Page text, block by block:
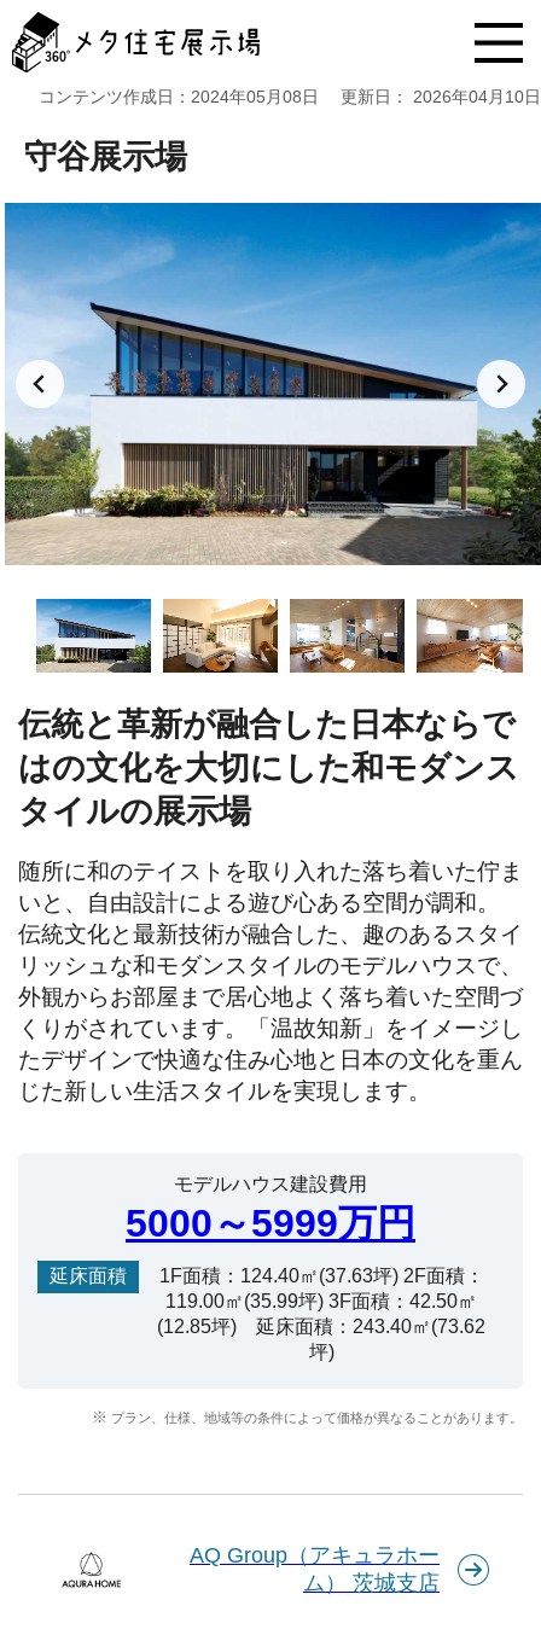
タ
住
ン
ツ
へ
ッ
コンテンツ作成日： 2024年05月08日 更新日： 2026年04月10日
守谷展示場
伝統と革新が融合した日本ならで
はの文化を大切にした和モダンス
タイルの展示場
随所に和のテイストを取り入れた落ち着いた佇ま
いと、自由設計による遊び心ある空間が調和。
伝統文化と最新技術が融合した、趣のあるスタイ
リッシュな和モダンスタイルのモデルハウスで、
外観からお部屋まで居心地よく落ち着いた空間づ
くりがされています。「温故知新」をイメージし
たデザインで快適な住み心地と日本の文化を重ん
じた新しい生活スタイルを実現します。
モデルハウス建設費用
5000～5999万円
延床面積
1F面積：124.40㎡(37.63坪) 2F面積：
119.00㎡(35.99坪) 3F面積：42.50㎡
(12.85坪) 延床面積：243.40㎡(73.62
坪)
プラン、仕様、地域等の条件によって価格が異なることがあります。
AQ Group（アキュラホー
ム） 茨城支店